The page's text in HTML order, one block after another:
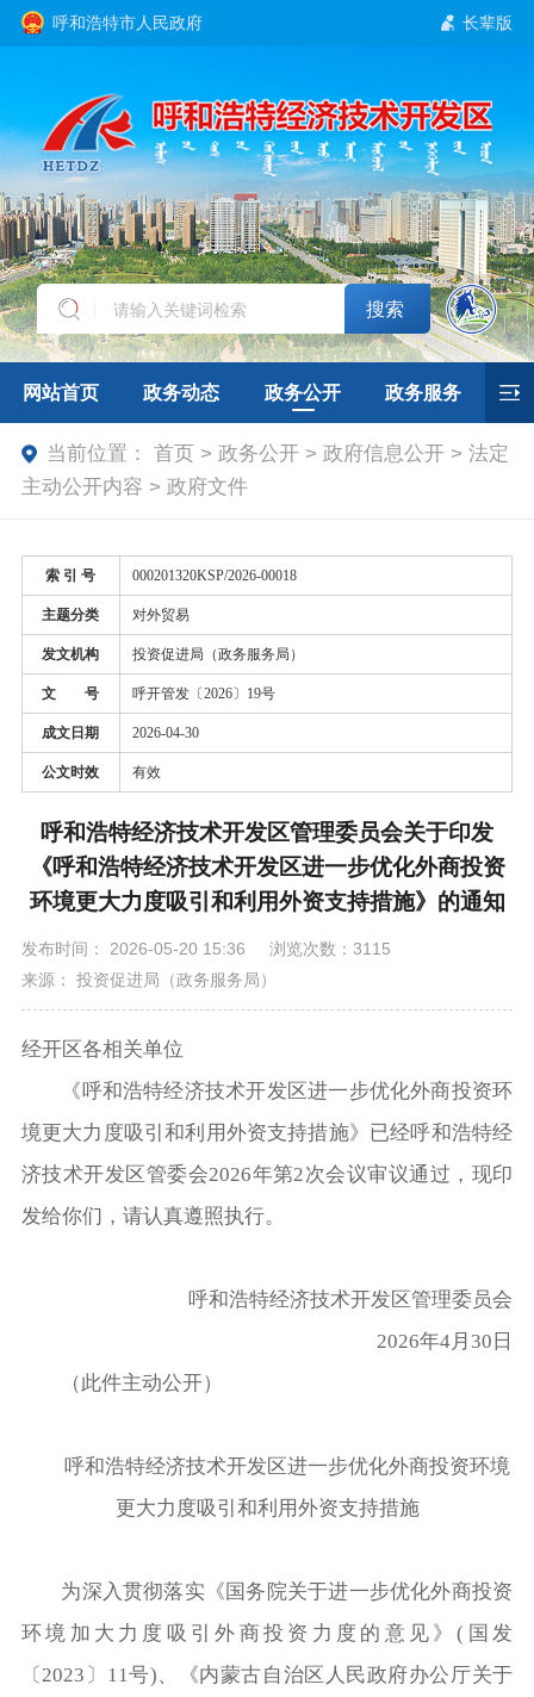
呼和浩特市人民政府 长辈版
搜索
网站首页 政务动态 政务公开 政务服务
互动交流 招商引资 专题专栏
当前位置：
首页 > 政务公开 > 政府信息公开 > 法定
主动公开内容 > 政府文件
索 引 号 000201320KSP/2026-00018
主题分类 对外贸易
发文机构 投资促进局（政务服务局）
文 号 呼开管发〔2026〕19号
成文日期 2026-04-30
公文时效 有效
呼和浩特经济技术开发区管理委员会关于印发
《呼和浩特经济技术开发区进一步优化外商投资
环境更大力度吸引和利用外资支持措施》的通知
发布时间： 2026-05-20 15:36 浏览次数：3115
来源： 投资促进局（政务服务局）
经开区各相关单位
《呼和浩特经济技术开发区进一步优化外商投资环
境更大力度吸引和利用外资支持措施》已经呼和浩特经
济技术开发区管委会2026年第2次会议审议通过，现印
发给你们，请认真遵照执行。
呼和浩特经济技术开发区管理委员会
2026年4月30日
（此件主动公开）
呼和浩特经济技术开发区进一步优化外商投资环境
更大力度吸引和利用外资支持措施
为深入贯彻落实《国务院关于进一步优化外商投资
环境加大力度吸引外商投资力度的意见》(国发
〔2023〕11号)、《内蒙古自治区人民政府办公厅关于